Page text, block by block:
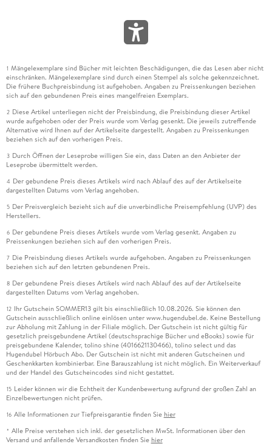
1 Mängelexemplare sind Bücher mit leichten Beschädigungen, die das Lesen aber nicht
einschränken. Mängelexemplare sind durch einen Stempel als solche gekennzeichnet.
Die frühere Buchpreisbindung ist aufgehoben. Angaben zu Preissenkungen beziehen
sich auf den gebundenen Preis eines mangelfreien Exemplars.
2 Diese Artikel unterliegen nicht der Preisbindung, die Preisbindung dieser Artikel
wurde aufgehoben oder der Preis wurde vom Verlag gesenkt. Die jeweils zutreffende
Alternative wird Ihnen auf der Artikelseite dargestellt. Angaben zu Preissenkungen
beziehen sich auf den vorherigen Preis.
3 Durch Öffnen der Leseprobe willigen Sie ein, dass Daten an den Anbieter der
Leseprobe übermittelt werden.
4 Der gebundene Preis dieses Artikels wird nach Ablauf des auf der Artikelseite
dargestellten Datums vom Verlag angehoben.
5 Der Preisvergleich bezieht sich auf die unverbindliche Preisempfehlung (UVP) des
Herstellers.
6 Der gebundene Preis dieses Artikels wurde vom Verlag gesenkt. Angaben zu
Preissenkungen beziehen sich auf den vorherigen Preis.
7 Die Preisbindung dieses Artikels wurde aufgehoben. Angaben zu Preissenkungen
beziehen sich auf den letzten gebundenen Preis.
8 Der gebundene Preis dieses Artikels wird nach Ablauf des auf der Artikelseite
dargestellten Datums vom Verlag angehoben.
12 Ihr Gutschein SOMMER13 gilt bis einschließlich 10.08.2026. Sie können den
Gutschein ausschließlich online einlösen unter www.hugendubel.de. Keine Bestellung
zur Abholung mit Zahlung in der Filiale möglich. Der Gutschein ist nicht gültig für
gesetzlich preisgebundene Artikel (deutschsprachige Bücher und eBooks) sowie für
preisgebundene Kalender, tolino shine (4016621130466), tolino select und das
Hugendubel Hörbuch Abo. Der Gutschein ist nicht mit anderen Gutscheinen und
Geschenkkarten kombinierbar. Eine Barauszahlung ist nicht möglich. Ein Weiterverkauf
und der Handel des Gutscheincodes sind nicht gestattet.
15 Leider können wir die Echtheit der Kundenbewertung aufgrund der großen Zahl an
Einzelbewertungen nicht prüfen.
16 Alle Informationen zur Tiefpreisgarantie finden Sie hier
* Alle Preise verstehen sich inkl. der gesetzlichen MwSt. Informationen über den
Versand und anfallende Versandkosten finden Sie hier